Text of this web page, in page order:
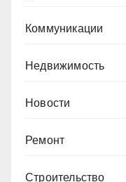
Коммуникации
Недвижимость
Новости
Ремонт
Строительство